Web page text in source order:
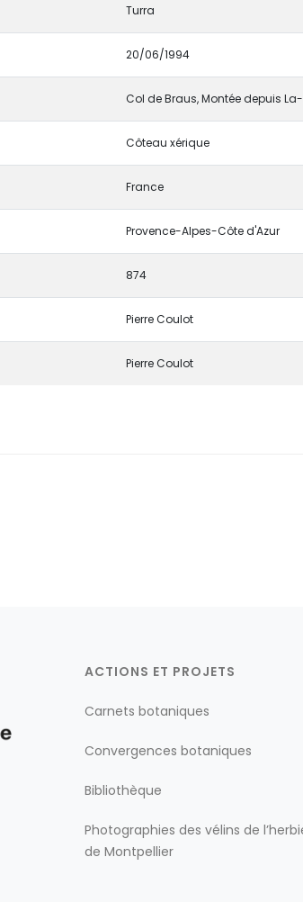
Turra
20/06/1994
Col de Braus, Montée depuis
Côteau xérique
France
Provence-Alpes-Côte d'Azur
874
Pierre Coulot
Pierre Coulot
ACTIONS ET PROJETS
Carnets botaniques
Convergences botaniques
Bibliothèque
Photographies des vélins de
de Montpellier